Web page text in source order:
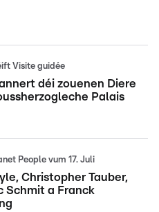
Visite guidée
déi zouenen Diere
Palais
People vum 17. Juli
Christopher Tauber,
Schmit a Franck